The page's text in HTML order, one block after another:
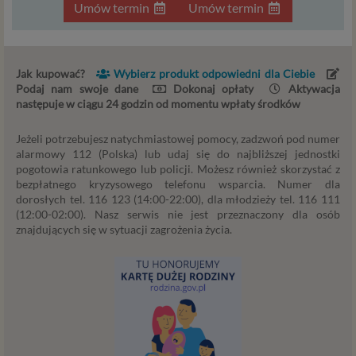
Umów termin Umów termin
Jak kupować?
Wybierz produkt odpowiedni dla Ciebie
Podaj nam swoje dane
Dokonaj opłaty
Aktywacja
następuje w ciągu 24 godzin od momentu wpłaty środków
Jeżeli potrzebujesz natychmiastowej pomocy, zadzwoń pod numer
alarmowy 112 (Polska) lub udaj się do najbliższej jednostki
pogotowia ratunkowego lub policji. Możesz również skorzystać z
bezpłatnego kryzysowego telefonu wsparcia. Numer dla
dorosłych tel. 116 123 (14:00-22:00), dla młodzieży tel. 116 111
(12:00-02:00). Nasz serwis nie jest przeznaczony dla osób
znajdujących się w sytuacji zagrożenia życia.
serwisu takimi danymi są np. adres e-mail, adres IP lub
mogą być zapisywane w plikach cookies lub podobnych
technologiach (np. local storage) instalowanych przez nas
lub naszych Zaufanych Partnerów na naszych stronach i
naszych usług.
Podstawa i cel przetwarzania
Przetwarzanie danych osobowych wymaga podstawy
prawnej. RODO przewiduje kilka rodzajów takich
podstaw prawnych dla przetwarzania danych, a w
Niezbędność przetwarzania do zawarcia lub
wykonania umowy, której jesteś stroną. Umowa to,
w naszym przypadku, regulamin serwisu i
informacje na stronach ofertowych danej usługi.